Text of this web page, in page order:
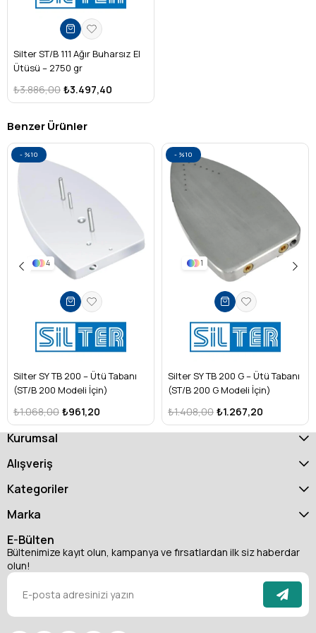
Silter ST/B 111 Ağır Buharsız El
Ütüsü – 2750 gr
₺3.497,40
₺3.886,00
Benzer Ürünler
4
Silter SY TB 200 – Ütü Tabanı
(ST/B 200 Modeli İçin)
₺961,20
₺1.068,00
%10
1
Silter SY TB 200 G – Ütü Tabanı
(ST/B 200 G Modeli İçin)
₺1.267,20
₺1.408,00
%10
Kurumsal
Alışveriş
Kategoriler
Marka
E-Bülten
Bültenimize kayıt olun, kampanya ve fırsatlardan ilk siz haberdar
olun!